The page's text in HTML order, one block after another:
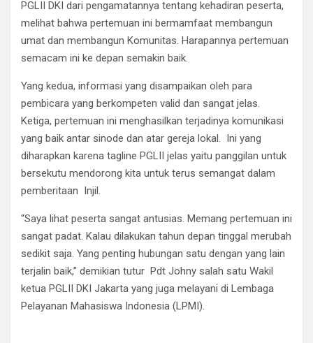
PGLII DKI dari pengamatannya tentang kehadiran peserta,
melihat bahwa pertemuan ini bermamfaat membangun
umat dan membangun Komunitas. Harapannya pertemuan
semacam ini ke depan semakin baik.
Yang kedua, informasi yang disampaikan oleh para
pembicara yang berkompeten valid dan sangat jelas.
Ketiga, pertemuan ini menghasilkan terjadinya komunikasi
yang baik antar sinode dan atar gereja lokal. Ini yang
diharapkan karena tagline PGLII jelas yaitu panggilan untuk
bersekutu mendorong kita untuk terus semangat dalam
pemberitaan Injil.
“Saya lihat peserta sangat antusias. Memang pertemuan ini
sangat padat. Kalau dilakukan tahun depan tinggal merubah
sedikit saja. Yang penting hubungan satu dengan yang lain
terjalin baik,” demikian tutur Pdt Johny salah satu Wakil
ketua PGLII DKI Jakarta yang juga melayani di Lembaga
Pelayanan Mahasiswa Indonesia (LPMI).